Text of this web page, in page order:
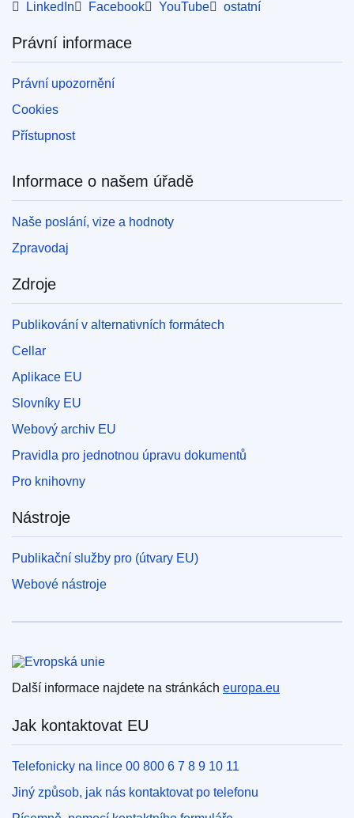
LinkedIn Facebook YouTube ostatní
Právní informace
Právní upozornění
Cookies
Přístupnost
Informace o našem úřadě
Naše poslání, vize a hodnoty
Zpravodaj
Zdroje
Publikování v alternativních formátech
Cellar
Aplikace EU
Slovníky EU
Webový archiv EU
Pravidla pro jednotnou úpravu dokumentů
Pro knihovny
Nástroje
Publikační služby pro (útvary EU)
Webové nástroje
Evropská unie
Další informace najdete na stránkách europa.eu
Jak kontaktovat EU
Telefonicky na lince 00 800 6 7 8 9 10 11
Jiný způsob, jak nás kontaktovat po telefonu